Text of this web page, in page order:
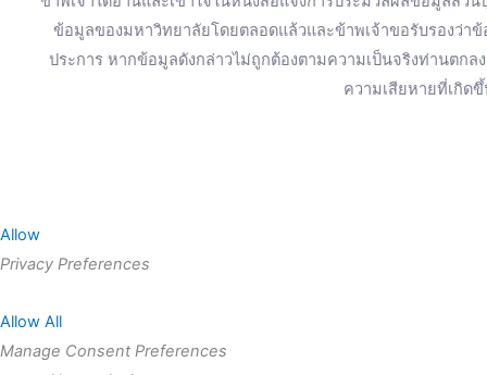
ข้อมูลของมหาวิทยาลัยโดยตลอดแล้วและข้าพเจ้าขอรับรองว่า
ประการ หากข้อมูลดังกล่าวไม่ถูกต้องตามความเป็นจริงท่านตก
ความเสียหายที่เกิด
Allow
Privacy Preferences
Allow All
Manage Consent Preferences